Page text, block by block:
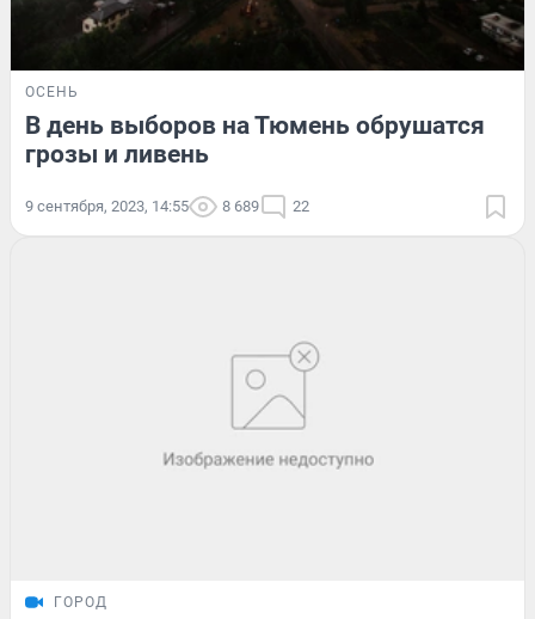
ОСЕНЬ
В день выборов на Тюмень обрушатся
грозы и ливень
9 сентября, 2023, 14:55 8 689 22
ГОРОД